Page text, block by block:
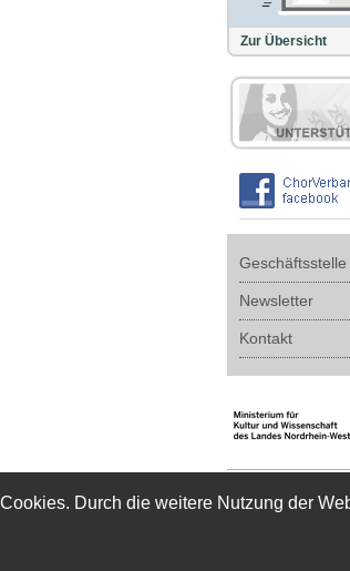
Durch die weitere Nutzung der
Zur Übersicht
Geschäftsstelle
Newsletter
Kontakt